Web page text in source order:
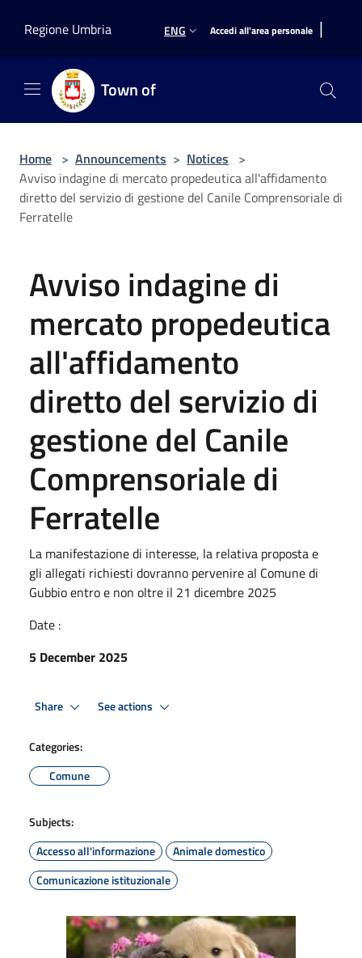
Regione Umbria
ENG Accedi all'area personale |
Town of
Home > Announcements > Notices >
Avviso indagine di mercato propedeutica all'affidamento
diretto del servizio di gestione del Canile Comprensoriale di
Ferratelle
Avviso indagine di
mercato propedeutica
all'affidamento
diretto del servizio di
gestione del Canile
Comprensoriale di
Ferratelle
La manifestazione di interesse, la relativa proposta e
gli allegati richiesti dovranno pervenire al Comune di
Gubbio entro e non oltre il 21 dicembre 2025
Date :
5 December 2025
Share See actions
Categories:
Comune
Subjects:
Accesso all'informazione
Animale domestico
Comunicazione istituzionale